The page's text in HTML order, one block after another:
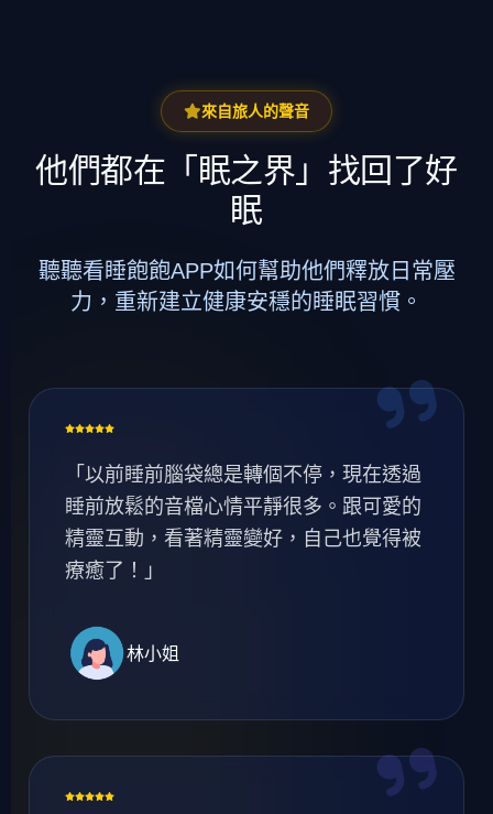
來自旅人的聲音
他們都在「眠之界」找回了好
眠
聽聽看睡飽飽APP如何幫助他們釋放日常壓
力，重新建立健康安穩的睡眠習慣。
「以前睡前腦袋總是轉個不停，現在透過
睡前放鬆的音檔心情平靜很多。跟可愛的
精靈互動，看著精靈變好，自己也覺得被
療癒了！」
林小姐